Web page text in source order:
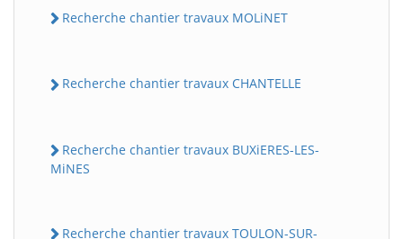
Recherche chantier travaux MOLiNET
Recherche chantier travaux CHANTELLE
Recherche chantier travaux BUXiERES-LES-
MiNES
Recherche chantier travaux TOULON-SUR-